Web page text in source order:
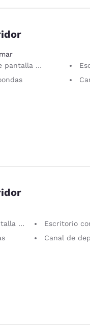
plana
plana
Escritorio con silla
Canal de